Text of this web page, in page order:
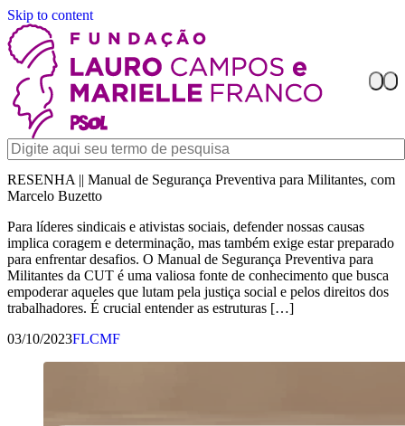
Skip to content
RESENHA || Manual de Segurança Preventiva para Militantes, com
Marcelo Buzetto
Para líderes sindicais e ativistas sociais, defender nossas causas
implica coragem e determinação, mas também exige estar preparado
para enfrentar desafios. O Manual de Segurança Preventiva para
Militantes da CUT é uma valiosa fonte de conhecimento que busca
empoderar aqueles que lutam pela justiça social e pelos direitos dos
trabalhadores. É crucial entender as estruturas […]
03/10/2023FLCMF